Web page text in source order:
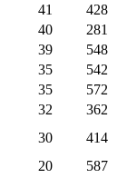
41
428
40
281
39
548
35
542
35
572
32
362
30
414
20
587